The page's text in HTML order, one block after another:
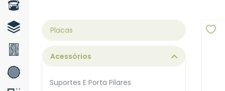
Placas
Acessórios
Suportes E Porta Pilares